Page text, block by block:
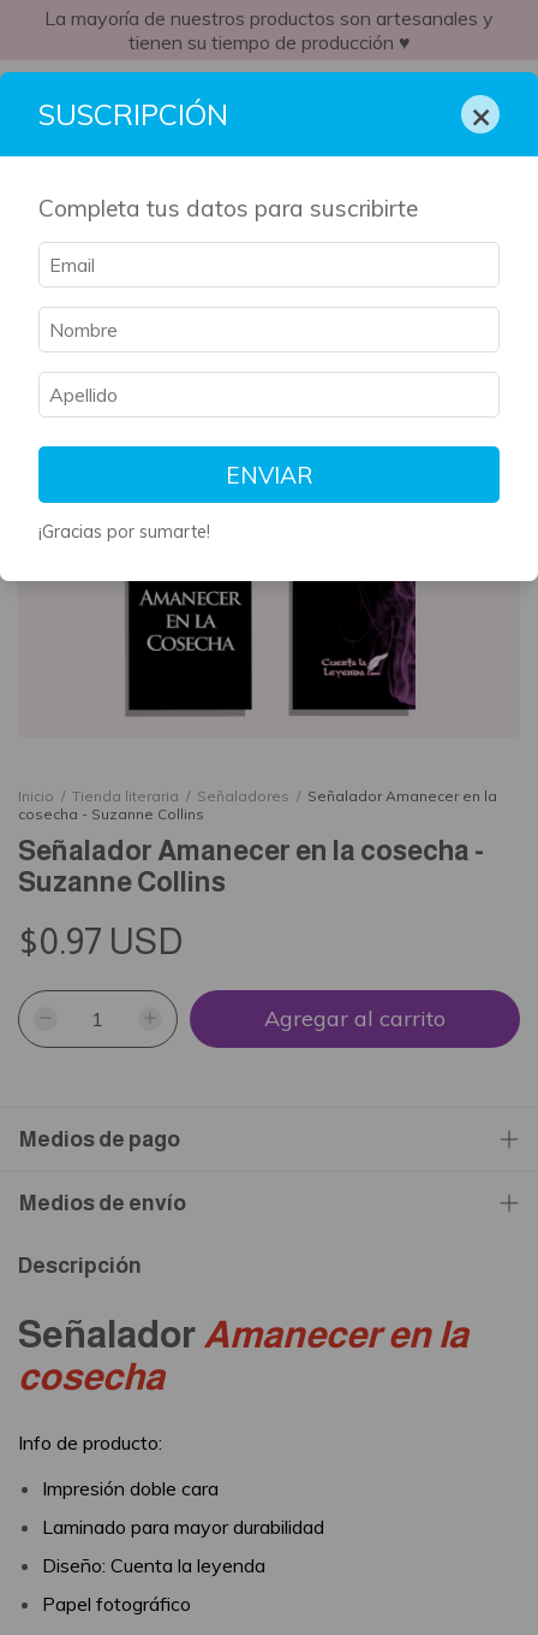
La mayoría de nuestros productos son artesanales y
tienen su tiempo de producción ♥
Inicio / Tienda literaria / Señaladores / Señalador Amanecer en la
cosecha - Suzanne Collins
Señalador Amanecer en la cosecha -
Suzanne Collins
$0.97 USD
Medios de pago
Medios de envío
Descripción
Señalador Amanecer en la
cosecha
Info de producto:
Impresión doble cara
Laminado para mayor durabilidad
Diseño: Cuenta la leyenda
Papel fotográfico
SUSCRIPCIÓN ×
Completa tus datos para suscribirte
ENVIAR
¡Gracias por sumarte!